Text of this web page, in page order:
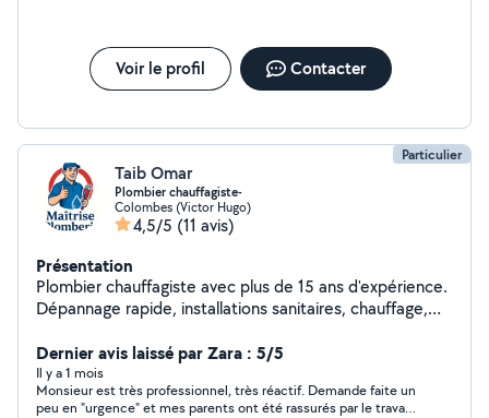
Voir le profil Contacter
Particulier
Taib Omar
Plombier chauffagiste-
Colombes (Victor Hugo)
4,5/5 (11 avis)
Présentation
Plombier chauffagiste avec plus de 15 ans d'expérience.
Dépannage rapide, installations sanitaires, chauffage,
Travail propre, sérieux et soigné. Disponible dans Paris
et aux alentours.
Dernier avis laissé par Zara : 5/5
Il y a 1 mois
Monsieur est très professionnel, très réactif. Demande faite un
peu en "urgence" et mes parents ont été rassurés par le travail